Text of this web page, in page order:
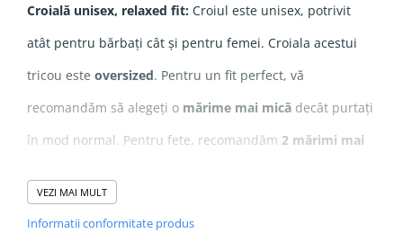
Croială unisex, relaxed fit: Croiul este unisex, potrivit
atât pentru bărbați cât și pentru femei. Croiala acestui
tricou este oversized. Pentru un fit perfect, vă
recomandăm să alegeți o mărime mai mică decât purtați
în mod normal. Pentru fete, recomandăm 2 mărimi mai
VEZI MAI MULT
Informatii conformitate produs